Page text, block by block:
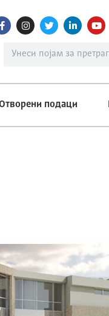
подаци